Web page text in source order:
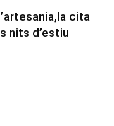
cita
nits d’estiu